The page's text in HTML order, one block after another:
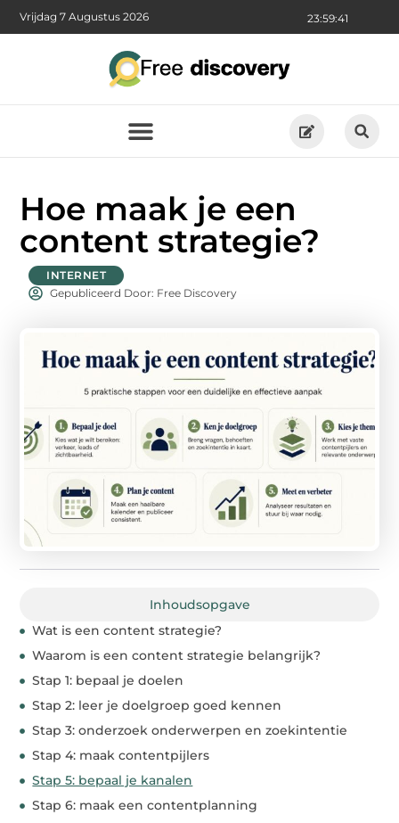
23:59:42
Vrijdag 7 Augustus 2026
Hoe maak je een
content strategie?
INTERNET
Gepubliceerd Door: Free Discovery
Inhoudsopgave
Wat is een content strategie?
Waarom is een content strategie belangrijk?
Stap 1: bepaal je doelen
Stap 2: leer je doelgroep goed kennen
Stap 3: onderzoek onderwerpen en zoekintentie
Stap 4: maak contentpijlers
Stap 5: bepaal je kanalen
Stap 6: maak een contentplanning